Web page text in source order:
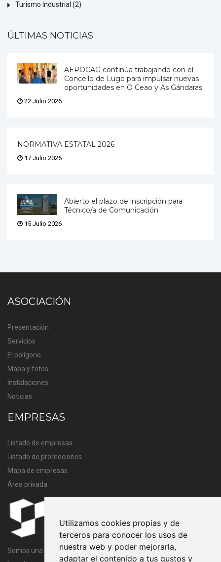
Utilizamos cookies propias y de
terceros para conocer los usos de
nuestra web y poder mejorarla,
adaptar el contenido a tus gustos y
Turismo Industrial (2)
ÚLTIMAS NOTICIAS
AEPOCAG continúa trabajando con el
Concello de Lugo para impulsar nuevas
oportunidades en O Ceao y As Gándaras
22 Julio 2026
NORMATIVA ESTATAL 2026
17 Julio 2026
Abierto el plazo de inscripción para
Técnico/a de Comunicación
15 Julio 2026
ASOCIACIÓN
Presentación
Servicios
El polígono
Mapa y fotos
Instalaciones
Noticias
EMPRESAS
Listado de empresas
Listado de promociones
Mapa de empresas
Área privada
Somos una entidad sin ánimo de lucro cuya finalidad es velar por